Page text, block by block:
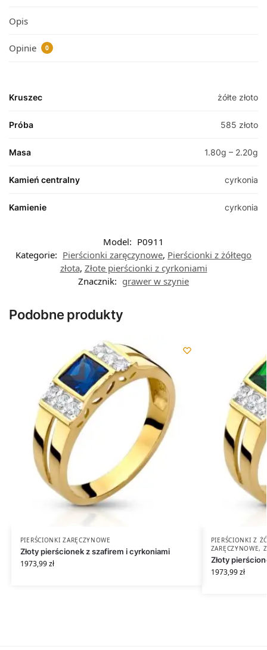
Opis
Opinie 0
Kruszec żółte złoto
Próba 585 złoto
Masa 1.80g – 2.20g
Kamień centralny cyrkonia
Kamienie cyrkonia
Model: P0911
Kategorie: Pierścionki zaręczynowe, Pierścionki z żółtego
złota, Złote pierścionki z cyrkoniami
Znacznik: grawer w szynie
Podobne produkty
PIERŚCIONKI ZARĘCZYNOWE
Złoty pierścionek z szafirem i cyrkoniami
1973,99zł
PIERŚCIONKI Z
ZARĘCZYNOWE,
Złoty
1973,99zł